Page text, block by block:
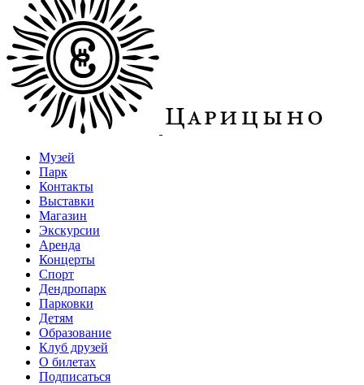
Музей
Парк
Контакты
Выставки
Магазин
Экскурсии
Аренда
Концерты
Спорт
Дендропарк
Парковки
Детям
Образование
Клуб друзей
О билетах
Подписаться